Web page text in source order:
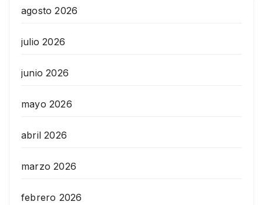
agosto 2026
julio 2026
junio 2026
mayo 2026
abril 2026
marzo 2026
febrero 2026